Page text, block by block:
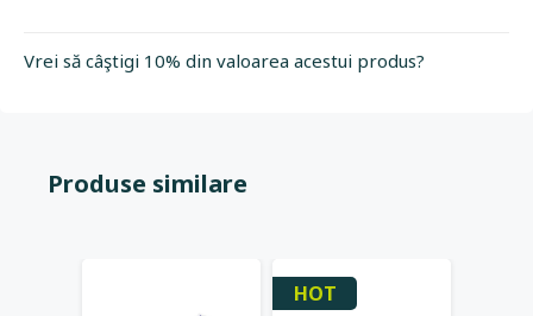
Vrei să câştigi 10% din valoarea acestui produs?
Produse similare
HOT